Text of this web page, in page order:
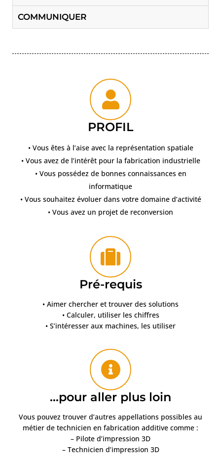
COMMUNIQUER
PROFIL
• Vous êtes à l’aise avec la représentation spatiale
• Vous avez de l’intérêt pour la fabrication industrielle
• Vous possédez de bonnes connaissances en
informatique
• Vous souhaitez évoluer dans votre domaine d’activité
• Vous avez un projet de reconversion
Pré-requis
• Aimer chercher et trouver des solutions
• Calculer, utiliser les chiffres
• S’intéresser aux machines, les utiliser
...pour aller plus loin
Vous pouvez trouver d’autres appellations possibles au
métier de technicien en fabrication additive comme :
– Pilote d’impression 3D
– Technicien d’impression 3D